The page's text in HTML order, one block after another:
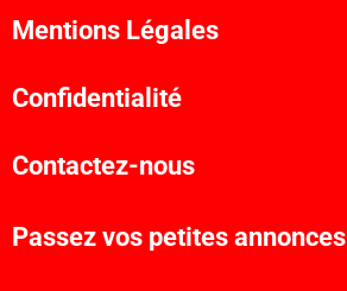
Mentions Légales
Confidentialité
Contactez-nous
Passez vos petites annonces